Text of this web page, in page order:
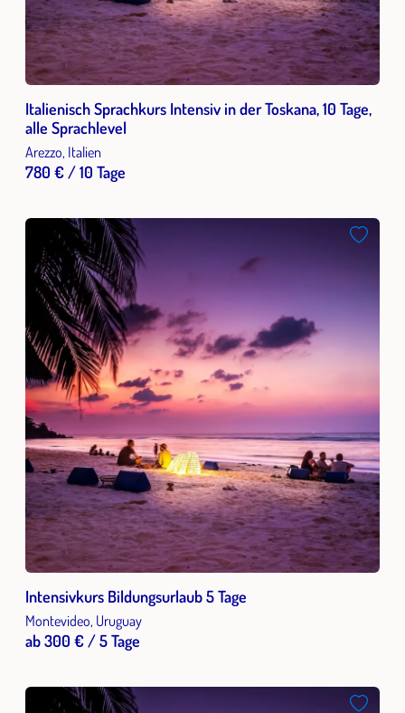
Italienisch Sprachkurs Intensiv in der Toskana, 10 Tage,
alle Sprachlevel
Arezzo, Italien
780 € / 10 Tage
Intensivkurs Bildungsurlaub 5 Tage
Montevideo, Uruguay
ab 300 € / 5 Tage